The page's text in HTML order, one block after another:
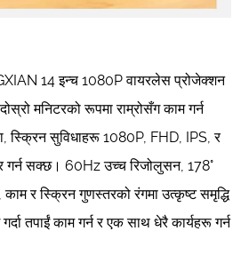
14 इन्च 1080P वायरलेस प्रोजेक्शन
मनिटरको रूपमा राम्रोसँग काम गर्न
स्क्रिन सुविधाहरू 1080P, FHD, IPS, र
गर्न सक्छ। 60Hz उच्च रिजोलुसन, 178°
काम र स्क्रिन गुणस्तरको रंगमा उत्कृष्ट समृद्धि
तपाईं काम गर्न र एक साथ धेरै कार्यहरू गर्न